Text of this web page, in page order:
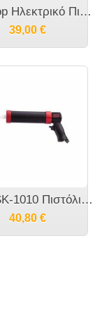
Emtop Ηλεκτρικό Πιστόλι Βαφής Brushless 20V Solo ELSG2002
39,00 €
M7 SK-1010 Πιστόλι σιλικόνης αέρος για φυσίγγια 300ml
40,80 €